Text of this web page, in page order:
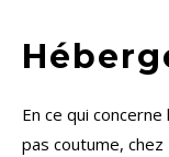
En ce qui
pas coutume,